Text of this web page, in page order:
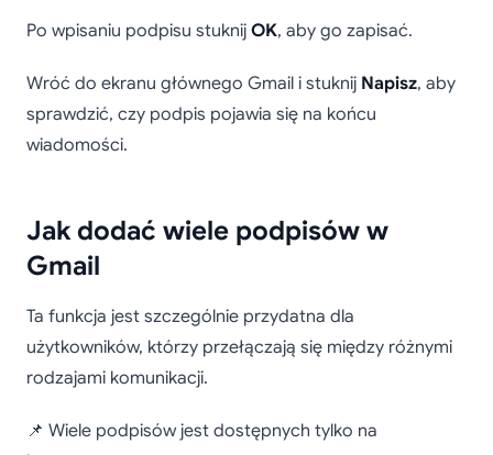
Po wpisaniu podpisu stuknij OK, aby go zapisać.
Wróć do ekranu głównego Gmail i stuknij Napisz, aby
sprawdzić, czy podpis pojawia się na końcu
wiadomości.
Jak dodać wiele podpisów w
Gmail
Ta funkcja jest szczególnie przydatna dla
użytkowników, którzy przełączają się między różnymi
rodzajami komunikacji.
📌 Wiele podpisów jest dostępnych tylko na